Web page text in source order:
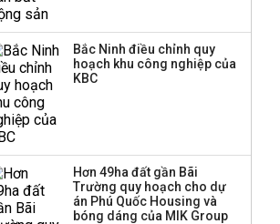
Bắc Ninh điều chỉnh quy
hoạch khu công nghiệp của
KBC
Hơn 49ha đất gần Bãi
Trường quy hoạch cho dự
án Phú Quốc Housing và
bóng dáng của MIK Group